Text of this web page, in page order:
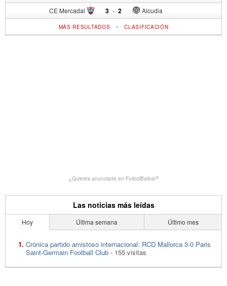
CE Mercadal 3 - Alcudia
2
MÁS RESULTADOS -CLASIFICACIÓN
¿Quieres anunciarte en FutbolBalear?
Las noticias más leídas
Hoy Última semana Último mes
Crónica partido amistoso internacional: RCD Mallorca 3-0 Paris
Saint-Germain Football Club - 155 visitas